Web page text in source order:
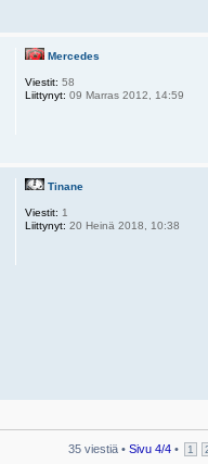
Mercedes
Viestit: 58
Liittynyt: 09 Marras 2012, 14:59
Tinane
Viestit: 1
Liittynyt: 20 Heinä 2018, 10:38
35 viestiä • Sivu 4/4 • 1